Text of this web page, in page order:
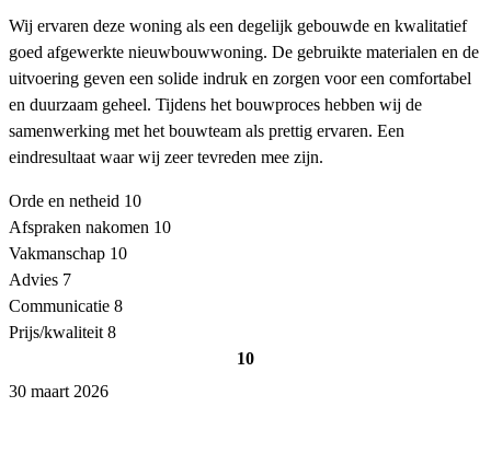
Wij ervaren deze woning als een degelijk gebouwde en kwalitatief
goed afgewerkte nieuwbouwwoning. De gebruikte materialen en de
uitvoering geven een solide indruk en zorgen voor een comfortabel
en duurzaam geheel. Tijdens het bouwproces hebben wij de
samenwerking met het bouwteam als prettig ervaren. Een
eindresultaat waar wij zeer tevreden mee zijn.
Orde en netheid 10
Afspraken nakomen 10
Vakmanschap 10
Advies 7
Communicatie 8
Prijs/kwaliteit 8
10
30 maart 2026